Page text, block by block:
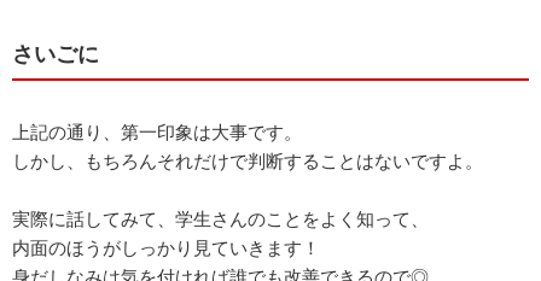
さいごに
上記の通り、第一印象は大事です。
しかし、もちろんそれだけで判断することはないですよ。
実際に話してみて、学生さんのことをよく知って、
内面のほうがしっかり見ていきます！